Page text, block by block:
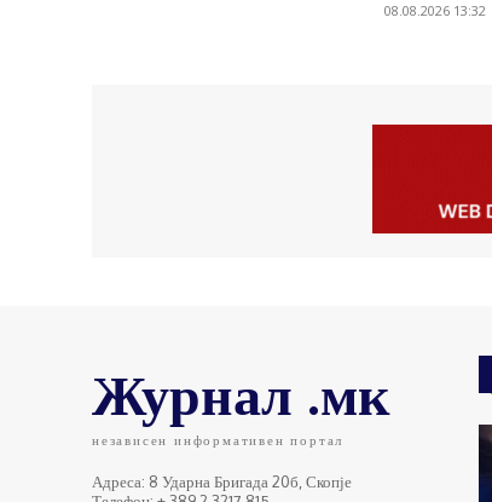
08.08.2026 13:32
Журнал .мк
независен информативен портал
Адреса: 8 Ударна Бригада 20б, Скопје